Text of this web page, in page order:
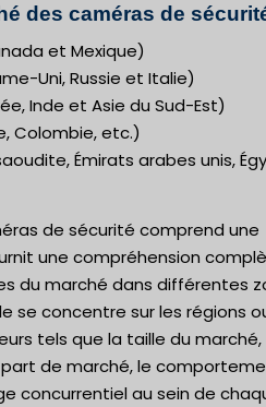
des caméras de
et Mexique)
Uni, Russie et Italie)
Inde et Asie du Sud-Est)
Colombie, etc.)
Émirats arabes unis,
de sécurité comprend une
une compréhension
du marché dans différentes
se concentre sur les régions
tels que la taille du marché,
de marché, le
concurrentiel au sein de